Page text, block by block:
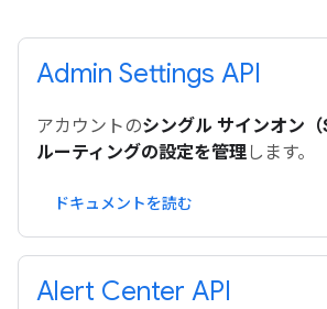
Admin Settings API
アカウントのシングル サインオン
ルーティングの設定を管理 します。
ドキュメントを読む
Alert Center API